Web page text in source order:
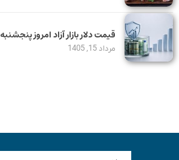
قیمت دلار بازار آزاد امروز پنجشنبه ۱۵ مرداد ۱۴۰۵ +جدول
مرداد 15, 1405